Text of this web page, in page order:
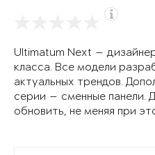
Ultimatum Next —
класса. Все модели
актуальных трендов.
серии — сменные панели.
обновить, не меняя при